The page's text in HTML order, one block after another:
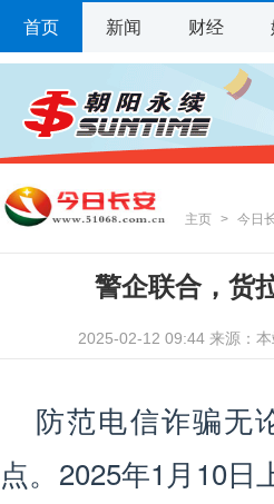
首页 新闻 财经
主页 > 今日
警企联合，货
2025-02-12 09:44 来源：
防范电信诈骗无
点。2025年1月10